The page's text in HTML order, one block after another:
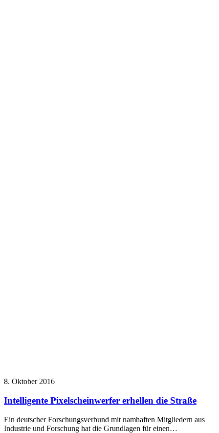
8. Oktober 2016
Intelligente Pixelscheinwerfer erhellen die Straße
Ein deutscher Forschungsverbund mit namhaften Mitgliedern aus
Industrie und Forschung hat die Grundlagen für einen…